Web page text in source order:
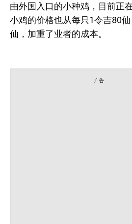
由外国入口的小种鸡，目前正
小鸡的价格也从每只1令吉80
仙，加重了业者的成本。
广告